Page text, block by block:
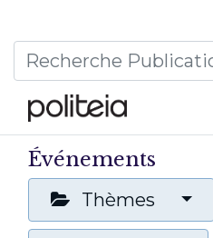
Événements
Thèmes